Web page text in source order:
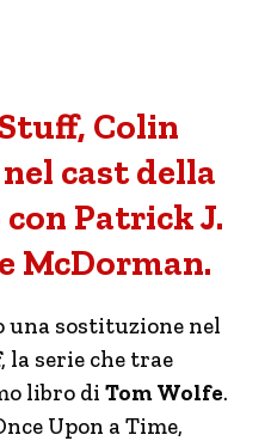
Colin
cast della
Patrick J.
McDorman.
una sostituzione nel
, la serie che trae
libro di Tom Wolfe.
Upon a Time,